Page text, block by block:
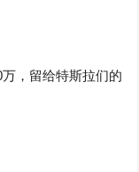
，留给特斯拉们的